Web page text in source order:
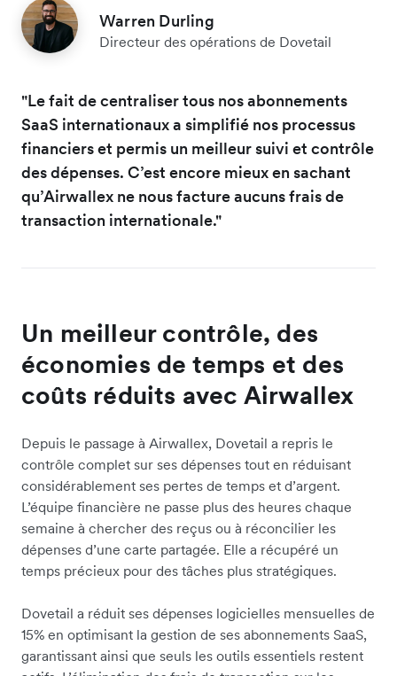
Warren Durling
Directeur des opérations de Dovetail
"Le fait de centraliser tous nos abonnements
SaaS internationaux a simplifié nos processus
financiers et permis un meilleur suivi et contrôle
des dépenses. C’est encore mieux en sachant
qu’Airwallex ne nous facture aucuns frais de
transaction internationale."
Un meilleur contrôle, des
économies de temps et des
coûts réduits avec Airwallex
Depuis le passage à Airwallex, Dovetail a repris le
contrôle complet sur ses dépenses tout en réduisant
considérablement ses pertes de temps et d’argent.
L’équipe financière ne passe plus des heures chaque
semaine à chercher des reçus ou à réconcilier les
dépenses d’une carte partagée. Elle a récupéré un
temps précieux pour des tâches plus stratégiques.
Dovetail a réduit ses dépenses logicielles mensuelles de
15% en optimisant la gestion de ses abonnements SaaS,
garantissant ainsi que seuls les outils essentiels restent